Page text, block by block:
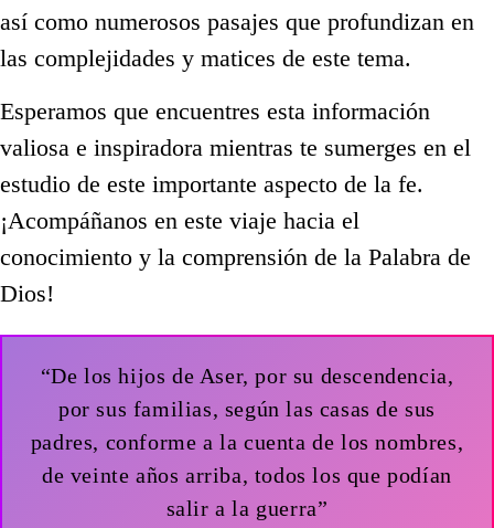
así como numerosos pasajes que profundizan en
las complejidades y matices de este tema.
Esperamos que encuentres esta información
valiosa e inspiradora mientras te sumerges en el
estudio de este importante aspecto de la fe.
¡Acompáñanos en este viaje hacia el
conocimiento y la comprensión de la Palabra de
Dios!
“De los hijos de Aser, por su descendencia,
por sus familias, según las casas de sus
padres, conforme a la cuenta de los nombres,
de veinte años arriba, todos los que podían
salir a la guerra”